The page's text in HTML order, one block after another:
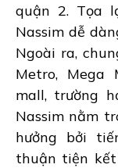
quận 2. Tọa
Nassim dễ
Ngoài ra,
Metro, Mega
mall, trường
Nassim nằm
hưởng bởi
thuận tiện